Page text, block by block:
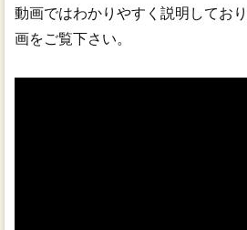
動画ではわかりやすく説明してお
画をご覧下さい。